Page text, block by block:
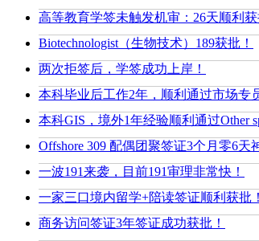
高等教育学签未触发机审：26天顺利获
Biotechnologist（生物技术）189获批！
两次拒签后，学签成功上岸！
本科毕业后工作2年，顺利通过市场专
本科GIS，境外1年经验顺利通过Other
Offshore 309 配偶团聚签证3个月零6天
一波191来袭，目前191审理非常快！
一家三口境内留学+陪读签证顺利获批！
商务访问签证3年签证成功获批！